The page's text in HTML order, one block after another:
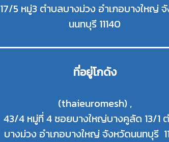
17/5 หมู่3 ตำบลบางม่วง อำเภอบางใหญ่
นนทบุรี 11140
ที่อยู่โกดัง
(thaieuromesh) ,
43/4 หมู่ที่ 4 ซอยบางใหญ่บางคูลัด 13/1
บางม่วง อำเภอบางใหญ่ จังหวัดนนทบุรี